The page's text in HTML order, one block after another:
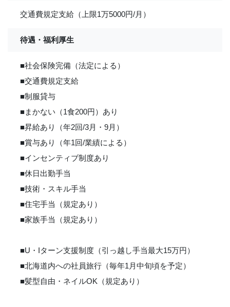
交通費規定支給（上限1万5000円/月）
待遇・福利厚生
■社会保険完備（法定による）
■交通費規定支給
■制服貸与
■まかない（1食200円）あり
■昇給あり（年2回/3月・9月）
■賞与あり（年1回/業績による）
■インセンティブ制度あり
■休日出勤手当
■技術・スキル手当
■住宅手当（規定あり）
■家族手当（規定あり）
■U・Iターン支援制度（引っ越し手当最大15万円）
■北海道内への社員旅行（毎年1月中旬頃を予定）
■髪型自由・ネイルOK（規定あり）